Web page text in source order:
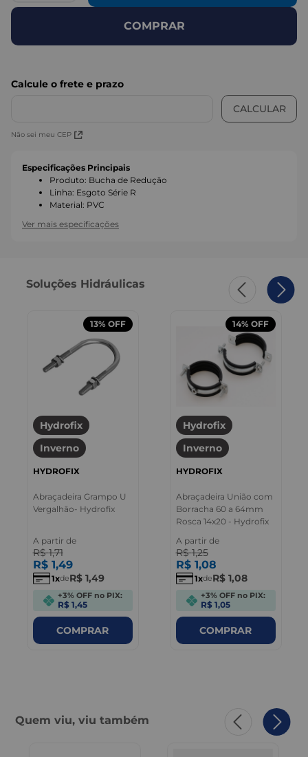
COMPRAR
Não sei meu CEP
Especificações Principais
Produto: Bucha de Redução
Linha: Esgoto Série R
Material: PVC
Ver mais especificações
Soluções Hidráulicas
13% OFF
Hydrofix
Inverno
HYDROFIX
Abraçadeira Grampo U
Vergalhão- Hydrofix
A partir de
R$ 1,71
R$ 1,49
1 deR$ 1,49
+3% OFF no PIX:
R$ 1,45
COMPRAR
14% OFF
Hydrofix
Inverno
HYDROFIX
Abraçadeira União com
Borracha 60 a 64mm
Rosca 14x20 - Hydrofix
A partir de
R$ 1,25
R$ 1,08
1 deR$ 1,08
+3% OFF no PIX:
R$ 1,05
COMPRAR
Quem viu, viu também